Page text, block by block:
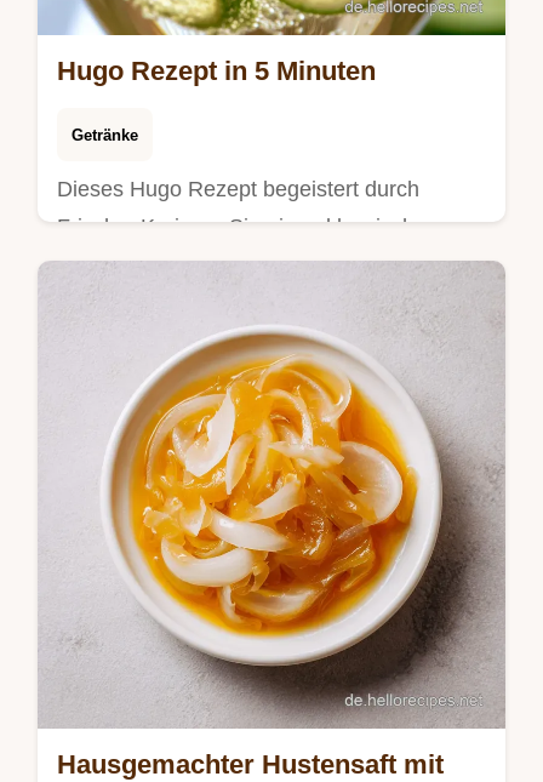
Hugo Rezept in 5 Minuten
Getränke
Dieses Hugo Rezept begeistert durch
Frische. Kreieren Sie einen klassischen
Hugo Spritz Rezept mit Prosecco. Inklusive
Portionsrechner. In 5 Min fertig.
Hausgemachter Hustensaft mit